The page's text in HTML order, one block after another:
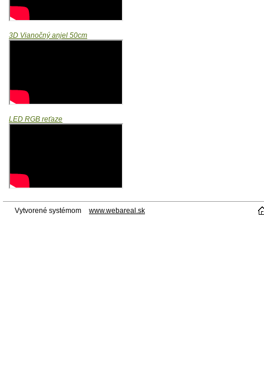
3D Vianočný anjel 50cm
LED RGB reťaze
Vytvorené systémom www.webareal.sk